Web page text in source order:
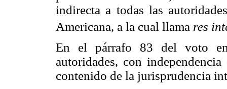
indirecta a todas las
Americana, a la cual llama res
En el párrafo 83 del voto
autoridades, con
contenido de la jurisprudencia